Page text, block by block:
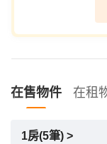
在售物件 在租
1房(5筆) >